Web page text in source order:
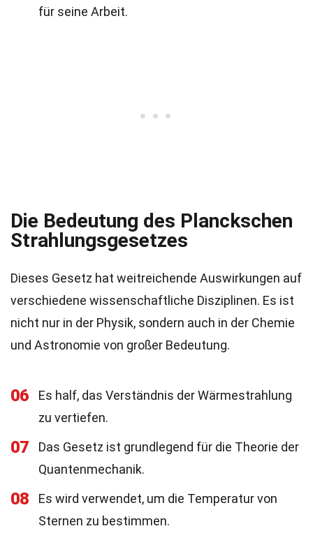
für seine Arbeit.
Die Bedeutung des Planckschen
Strahlungsgesetzes
Dieses Gesetz hat weitreichende Auswirkungen auf
verschiedene wissenschaftliche Disziplinen. Es ist
nicht nur in der Physik, sondern auch in der Chemie
und Astronomie von großer Bedeutung.
06
Es half, das Verständnis der Wärmestrahlung
zu vertiefen.
07
Das Gesetz ist grundlegend für die Theorie der
Quantenmechanik.
08
Es wird verwendet, um die Temperatur von
Sternen zu bestimmen.